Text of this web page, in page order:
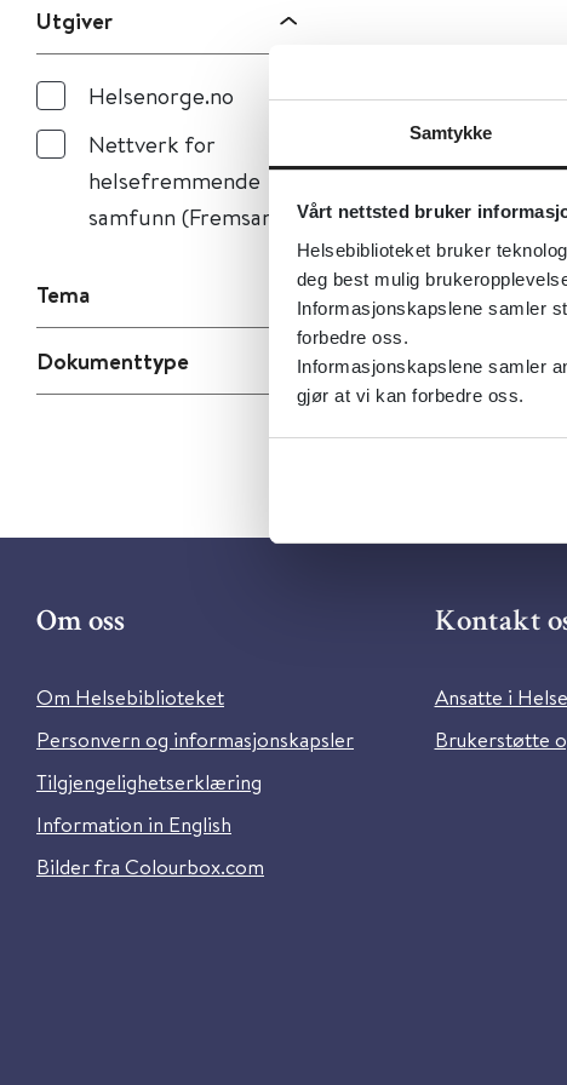
Samtykke
Vårt nettsted bruker
Helsebiblioteket bruker
deg best mulig
Informasjonskapslene samler
forbedre oss.
Informasjonskapslene samler
gjør at vi kan forbedre oss.
Utgiver
Helsenorge.no
Nettverk for
helsefremmende
samfunn (Fremsam)
Tema
Dokumenttype
Om oss
Om Helsebiblioteket
Personvern og informasjonskapsler
Tilgjengelighetserklæring
Information in English
Bilder fra Colourbox.com
Kontakt
Ansatte i
Brukerstøtte